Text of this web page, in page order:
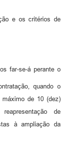
e os critérios de
far-se-á perante o
quando o
máximo de 10 (dez)
de
à ampliação da